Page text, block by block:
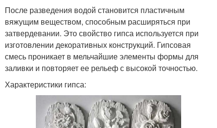
После разведения водой становится пластичным
вяжущим веществом, способным расширяться при
затвердевании. Это свойство гипса используется при
изготовлении декоративных конструкций. Гипсовая
смесь проникает в мельчайшие элементы формы для
заливки и повторяет ее рельеф с высокой точностью.
Характеристики гипса: